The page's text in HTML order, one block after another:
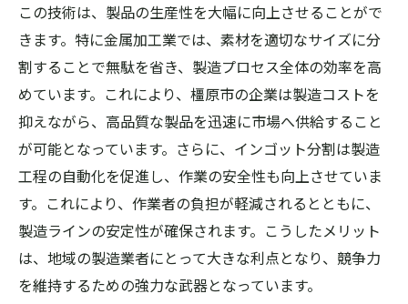
この技術は、製品の生産性を大幅に向上させることがで
きます。特に金属加工業では、素材を適切なサイズに分
割することで無駄を省き、製造プロセス全体の効率を高
めています。これにより、橿原市の企業は製造コストを
抑えながら、高品質な製品を迅速に市場へ供給すること
が可能となっています。さらに、インゴット分割は製造
工程の自動化を促進し、作業の安全性も向上させていま
す。これにより、作業者の負担が軽減されるとともに、
製造ラインの安定性が確保されます。こうしたメリット
は、地域の製造業者にとって大きな利点となり、競争力
を維持するための強力な武器となっています。